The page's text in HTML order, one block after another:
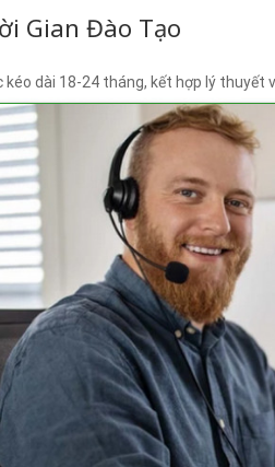
Gian Đào Tạo
kéo dài 18-24 tháng, kết hợp lý